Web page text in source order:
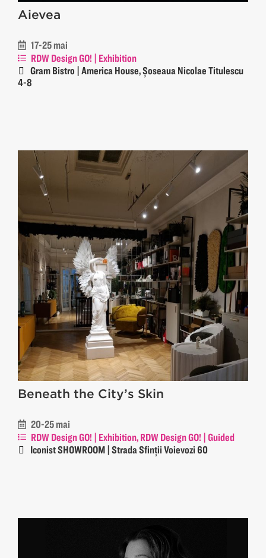
Aievea
17-25 mai
RDW Design GO! | Exhibition
Gram Bistro | America House, Șoseaua Nicolae Titulescu
4-8
Beneath the City’s Skin
20-25 mai
RDW Design GO! | Exhibition, RDW Design GO! | Guided
Tour & Open Doors
Iconist SHOWROOM | Strada Sfinții Voievozi 60